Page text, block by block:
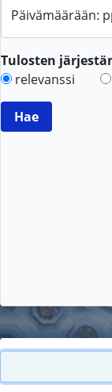
Päivämäärään:
Tulosten
relevanssi